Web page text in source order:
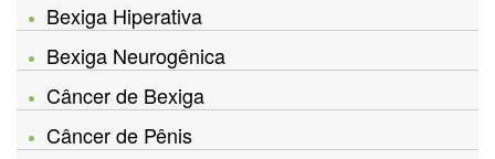
Bexiga Hiperativa
Bexiga Neurogênica
Câncer de Bexiga
Câncer de Pênis